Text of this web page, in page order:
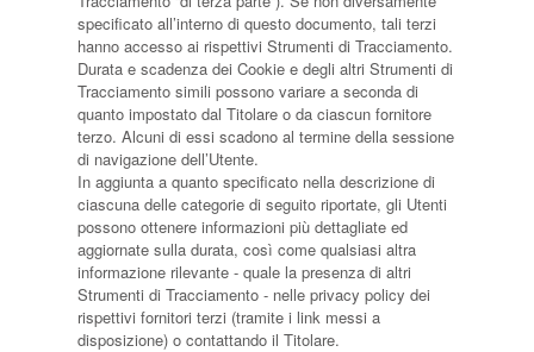
specificato all’interno di questo documento, tali terzi
hanno accesso ai rispettivi Strumenti di Tracciamento.
Durata e scadenza dei Cookie e degli altri Strumenti di
Tracciamento simili possono variare a seconda di
quanto impostato dal Titolare o da ciascun fornitore
terzo. Alcuni di essi scadono al termine della sessione
di navigazione dell’Utente.
In aggiunta a quanto specificato nella descrizione di
ciascuna delle categorie di seguito riportate, gli Utenti
possono ottenere informazioni più dettagliate ed
aggiornate sulla durata, così come qualsiasi altra
informazione rilevante - quale la presenza di altri
Strumenti di Tracciamento - nelle privacy policy dei
rispettivi fornitori terzi (tramite i link messi a
disposizione) o contattando il Titolare.